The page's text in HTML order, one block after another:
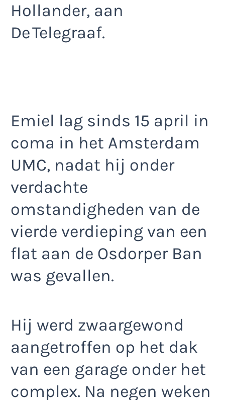
Hollander, aan
De Telegraaf.
Emiel lag sinds 15 april in
coma in het Amsterdam
UMC, nadat hij onder
verdachte
omstandigheden van de
vierde verdieping van een
flat aan de Osdorper Ban
was gevallen.
Hij werd zwaargewond
aangetroffen op het dak
van een garage onder het
complex. Na negen weken